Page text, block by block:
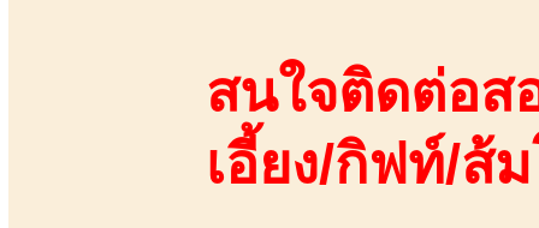
สนใจติดต่อส
เอี้ยง/กิฟท์/ส้